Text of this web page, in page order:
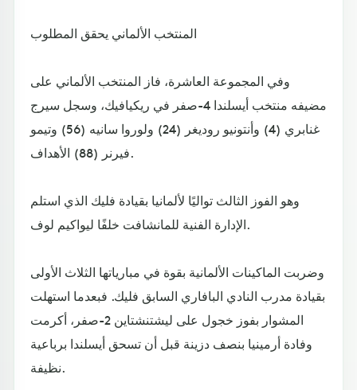
المنتخب الألماني يحقق المطلوب
وفي المجموعة العاشرة، فاز المنتخب الألماني على
مضيفه منتخب أيسلندا 4-صفر في ريكيافيك، وسجل سيرج
غنابري (4) وأنتونيو روديغر (24) ولوروا سانيه (56) وتيمو
فيرنر (88) الأهداف.
وهو الفوز الثالث تواليًا لألمانيا بقيادة فليك الذي استلم
الإدارة الفنية للمانشافت خلفًا ليواكيم لوف.
وضربت الماكينات الألمانية بقوة في مبارياتها الثلاث الأولى
بقيادة مدرب النادي البافاري السابق فليك. فبعدما استهلت
المشوار بفوز خجول على ليشتنشتاين 2-صفر، أكرمت
وفادة أرمينيا بنصف دزينة قبل أن تسحق أيسلندا برباعية
نظيفة.